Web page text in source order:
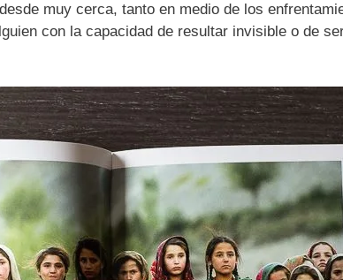
muy cerca, tanto en medio de los
con la capacidad de resultar invisible o de